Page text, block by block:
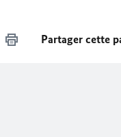
Partager cette